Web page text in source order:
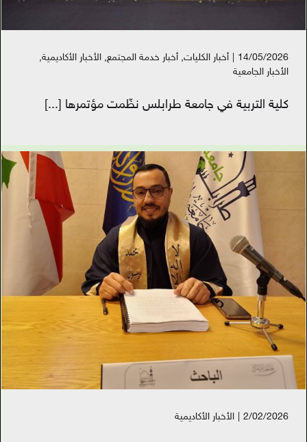
14/05/2026 أخبار الكليات, أخبار خدمة المجتمع, الأخبار الأكاديمية,
الأخبار الجامعية
كلية التربية في جامعة طرابلس نظّمت مؤتمرها [...]
2/02/2026 الأخبار الأكاديمية